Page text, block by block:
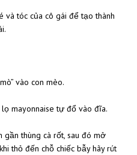
và tóc của cô gái để tạo thành
vào con mèo.
mayonnaise tự đổ vào đĩa.
gần thùng cà rốt, sau đó mở
thỏ đến chỗ chiếc bẫy hãy rút